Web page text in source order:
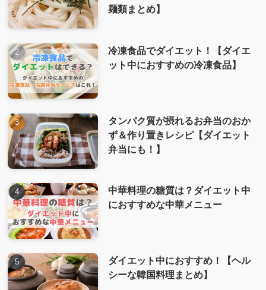
麺類まとめ】
冷凍食品でダイエット！【ダイエ
ット中におすすめの冷凍食品】
タンパク質が摂れるお弁当のおか
ず＆作り置きレシピ【ダイエット
弁当にも！】
中華料理の糖質は？ダイエット中
におすすめな中華メニュー
ダイエット中におすすめ！【ヘル
シーな韓国料理まとめ】